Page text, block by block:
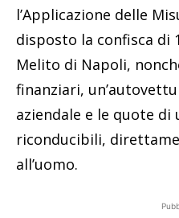
l’Applicazione delle
disposto la confisca di
Melito di Napoli,
finanziari,
aziendale e le quote di
riconducibili,
all’uomo.